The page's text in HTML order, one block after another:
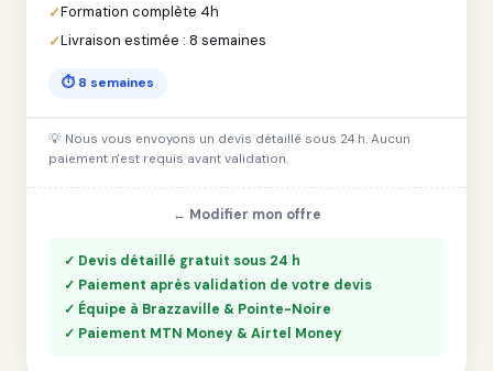
Formation complète 4h
Livraison estimée : 8 semaines
⏱ 8 semaines
💡 Nous vous envoyons un devis détaillé sous 24 h. Aucun
paiement n'est requis avant validation.
← Modifier mon offre
✓ Devis détaillé gratuit sous 24 h
✓ Paiement après validation de votre devis
✓ Équipe à Brazzaville & Pointe-Noire
✓ Paiement MTN Money & Airtel Money